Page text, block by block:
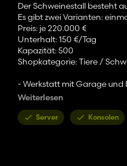
Der Schweinestall besteht
Es gibt zwei Varianten:
Preis: je 220.000 €
Unterhalt: 150 €/Tag
Kapazität: 500
Shopkategorie: Tiere /
- Werkstatt mit Garage und
Preis: je 150.000 €
Shopkategorie: Geräte
Weiterlesen
Server Konsolen